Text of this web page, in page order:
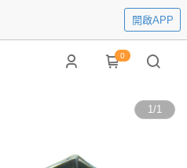
開啟APP
0
1/1